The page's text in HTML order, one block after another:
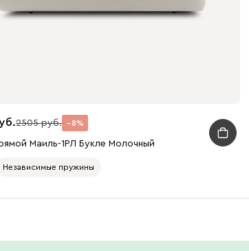
2505 8
Маиль-1РЛ Букле Молочный
Независимые пружины